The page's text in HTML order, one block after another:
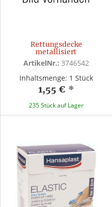
Rettungsdecke
metallisiert
ArtikelNr.: 3746542
Inhaltsmenge: 1 Stück
1,55 € *
235 Stück auf Lager